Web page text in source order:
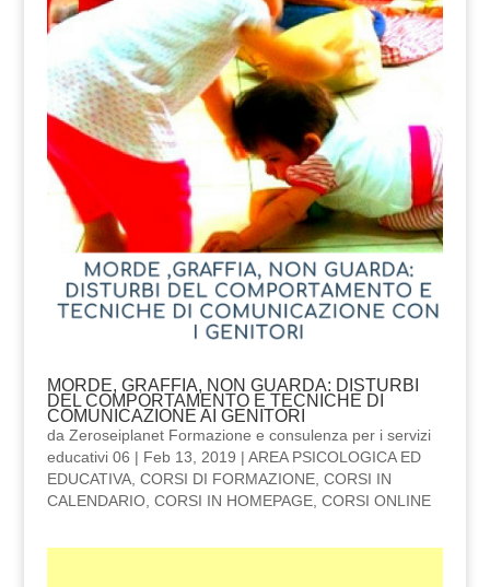
MORDE, GRAFFIA, NON GUARDA: DISTURBI
DEL COMPORTAMENTO E TECNICHE DI
COMUNICAZIONE AI GENITORI
da Zeroseiplanet Formazione e consulenza per i servizi
educativi 06 | Feb 13, 2019 | AREA PSICOLOGICA ED
EDUCATIVA, CORSI DI FORMAZIONE, CORSI IN
CALENDARIO, CORSI IN HOMEPAGE, CORSI ONLINE